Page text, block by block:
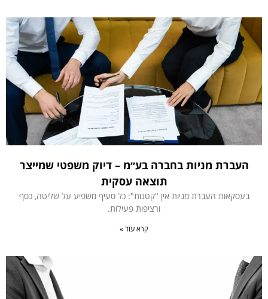
העברת מניות בחברה בע״מ – דיוק משפטי שמייצר
תוצאה עסקית
בעסקאות העברת מניות אין "קטנות": כל סעיף משפיע על שליטה, כסף
ורציפות פעילות.
קרא עוד »